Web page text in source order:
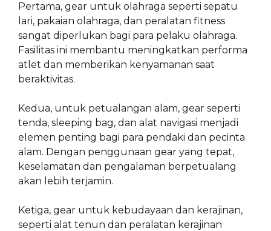
Pertama, gear untuk olahraga seperti sepatu
lari, pakaian olahraga, dan peralatan fitness
sangat diperlukan bagi para pelaku olahraga.
Fasilitas ini membantu meningkatkan performa
atlet dan memberikan kenyamanan saat
beraktivitas.
Kedua, untuk petualangan alam, gear seperti
tenda, sleeping bag, dan alat navigasi menjadi
elemen penting bagi para pendaki dan pecinta
alam. Dengan penggunaan gear yang tepat,
keselamatan dan pengalaman berpetualang
akan lebih terjamin.
Ketiga, gear untuk kebudayaan dan kerajinan,
seperti alat tenun dan peralatan kerajinan